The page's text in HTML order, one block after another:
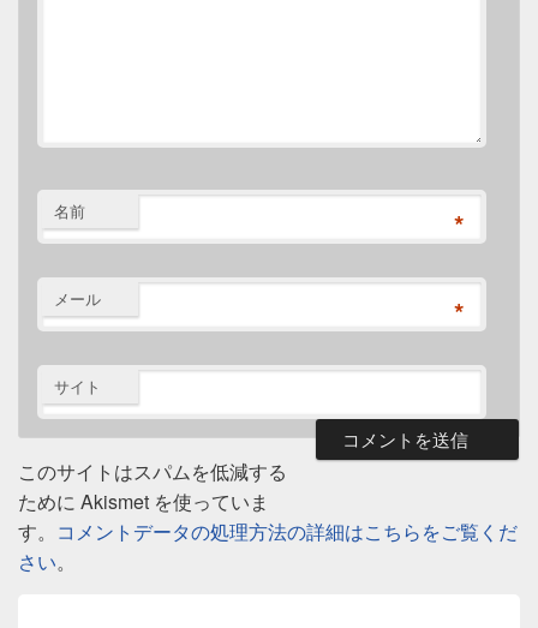
名前 *
メール *
サイト
このサイトはスパムを低減する
ために Akismet を使っていま
す。 コメントデータの処理方法の詳細はこちらをご覧くだ
さい。